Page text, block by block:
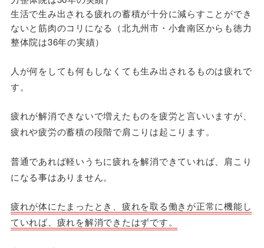
生活で生み出される疲れの蓄積が十分に減らすことができ
ないと筋肉のコリになる（北九州市・小倉南区からも徳力
整体院は36年の実績）
人が何をしても何もしなくても生み出されるものは疲れで
す。
疲れが解消できないで増えたものを疲労と言いいますが、
疲れや疲労の蓄積の段階で肩こりは起こります。
普通であれば軽いうちに疲れを解消できていれば、肩こり
になる事はありません。
疲れが体にたまったとき、 疲れを取る働きが正常に機能し
ていれば、疲れを解消できたはずです。